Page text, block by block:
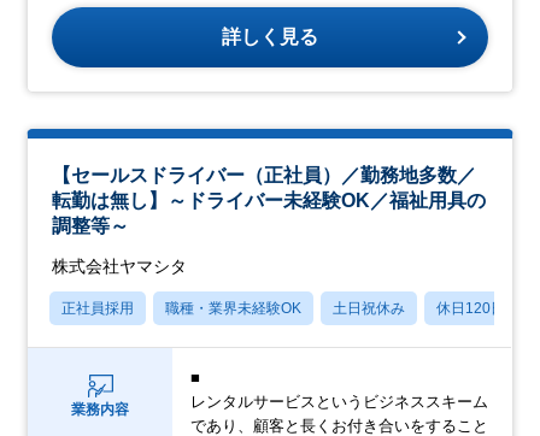
詳しく見る
【セールスドライバー（正社員）／勤務地多数／
転勤は無し】～ドライバー未経験OK／福祉用具の
調整等～
株式会社ヤマシタ
正社員採用 職種・業界未経験OK 土日祝休み 休日120日以上
業務内容
■
レンタルサービスというビジネススキーム
であり、顧客と長くお付き合いをすること